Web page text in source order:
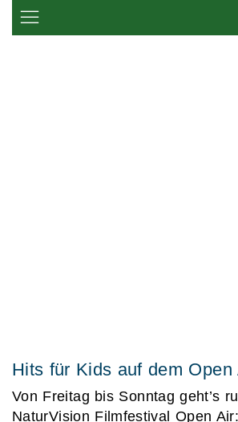
Hits für Kids auf dem Open
Von Freitag bis Sonntag geht’s
NaturVision Filmfestival Open Air: